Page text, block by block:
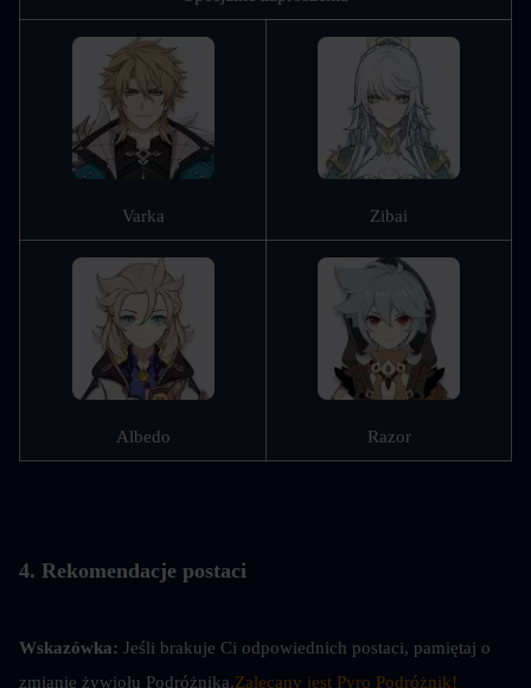
Varka Zibai
Albedo Razor
4. Rekomendacje postaci
Wskazówka: Jeśli brakuje Ci odpowiednich postaci, pamiętaj o
zmianie żywiołu Podróżnika.Zalecany jest Pyro Podróżnik!